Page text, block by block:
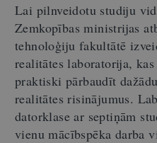
Lai pilnveidotu studiju
Zemkopības ministrijas
tehnoloģiju fakultātē
realitātes laboratorija,
praktiski pārbaudīt
realitātes risinājumus.
datorklase ar septiņām
vienu mācībspēka darba